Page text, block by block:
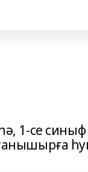
1-се синыф